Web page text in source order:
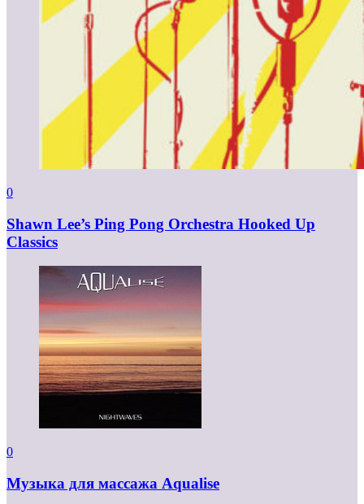
0
Shawn Lee’s Ping Pong Orchestra Hooked Up
Classics
0
Музыка для массажа Aqualise